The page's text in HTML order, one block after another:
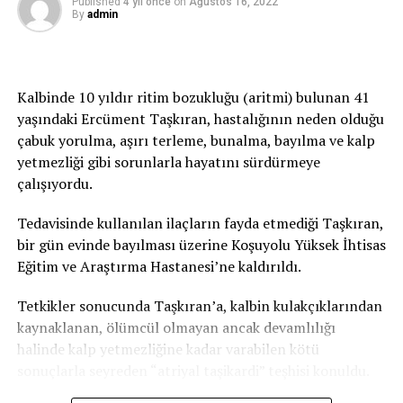
KAÇIRMAYIN
Hamilelikte iyot eksikliği bebeği olumsuz etkiliyor
“Blokajı öncelikle kıyafetlerle oluşturabilirsiniz.
Öncelikle güneşe karşı hassas olan kişilerde bunu
olabilir. Şapka, gözlük hatta şu aralar maske bile
güneşten koruyor.”
Güneş koruyucu krem kullanmak şart
Bir diğer korunma yöntemi ise dermatoloji uzmanlarının
önemle üzerinde durduğu koruyucu kremler… Koruyucu
ürünler fiziksel ve kimyasal olmak üzere iki gruba
ayrılıyor. Prof. Dr. Zindancı bu ayrımın ne anlama
geldiğini şöyle açıklıyor:
“Fiziksel koruyucular içlerinde kimyasal maddeyi en az
barındıran, daha çok bariyer oluşturan ürünler. Özellikle
By admin
Kalbinde 10 yıldır ritim bozukluğu (aritmi) bulunan 41
yaşındaki Ercüment Taşkıran, hastalığının neden olduğu
çabuk yorulma, aşırı terleme, bunalma, bayılma ve kalp
yetmezliği gibi sorunlarla hayatını sürdürmeye
çalışıyordu.
Tedavisinde kullanılan ilaçların fayda etmediği Taşkıran,
bir gün evinde bayılması üzerine Koşuyolu Yüksek İhtisas
Eğitim ve Araştırma Hastanesi’ne kaldırıldı.
Tetkikler sonucunda Taşkıran’a, kalbin kulakçıklarından
kaynaklanan, ölümcül olmayan ancak devamlılığı
halinde kalp yetmezliğine kadar varabilen kötü